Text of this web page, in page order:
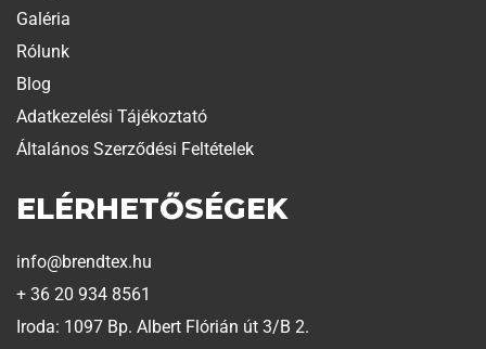
Galéria
Rólunk
Blog
Adatkezelési Tájékoztató
Általános Szerződési Feltételek
ELÉRHETŐSÉGEK
info@brendtex.hu
+ 36 20 934 8561
Iroda: 1097 Bp. Albert Flórián út 3/B 2.